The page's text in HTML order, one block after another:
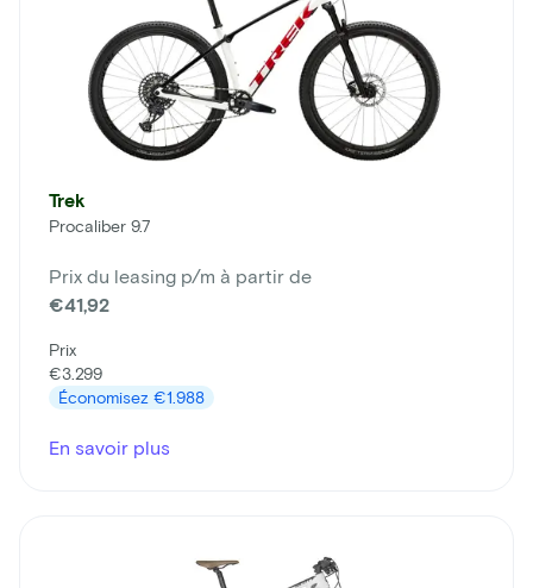
Trek
Procaliber 9.7
Prix du leasing p/m à partir de
€41,92
Prix
€3.299
Économisez €1.988
En savoir plus